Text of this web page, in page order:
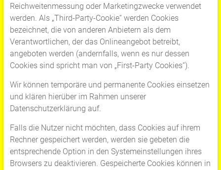
Reichweitenmessung oder Marketingzwecke verwendet
werden. Als „Third-Party-Cookie“ werden Cookies
bezeichnet, die von anderen Anbietern als dem
Verantwortlichen, der das Onlineangebot betreibt,
angeboten werden (andernfalls, wenn es nur dessen
Cookies sind spricht man von „First-Party Cookies“).
Wir können temporäre und permanente Cookies einsetzen
und klären hierüber im Rahmen unserer
Datenschutzerklärung auf.
Falls die Nutzer nicht möchten, dass Cookies auf ihrem
Rechner gespeichert werden, werden sie gebeten die
entsprechende Option in den Systemeinstellungen ihres
Browsers zu deaktivieren. Gespeicherte Cookies können in